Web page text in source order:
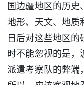
国边疆地区的历史
地形、天文、地质
日后对这些地区的
时不能忽视的是，
派遣考察队的弊端